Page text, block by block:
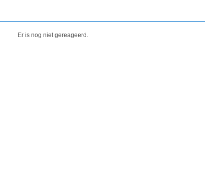
Er is nog niet gereageerd.